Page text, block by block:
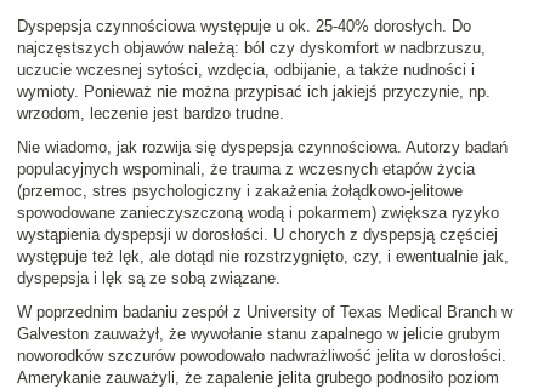
Dyspepsja czynnościowa występuje u ok. 25-40% dorosłych. Do
najczęstszych objawów należą: ból czy dyskomfort w nadbrzuszu,
uczucie wczesnej sytości, wzdęcia, odbijanie, a także nudności i
wymioty. Ponieważ nie można przypisać ich jakiejś przyczynie, np.
wrzodom, leczenie jest bardzo trudne.
Nie wiadomo, jak rozwija się dyspepsja czynnościowa. Autorzy badań
populacyjnych wspominali, że trauma z wczesnych etapów życia
(przemoc, stres psychologiczny i zakażenia żołądkowo-jelitowe
spowodowane zanieczyszczoną wodą i pokarmem) zwiększa ryzyko
wystąpienia dyspepsji w dorosłości. U chorych z dyspepsją częściej
występuje też lęk, ale dotąd nie rozstrzygnięto, czy, i ewentualnie jak,
dyspepsja i lęk są ze sobą związane.
W poprzednim badaniu zespół z University of Texas Medical Branch w
Galveston zauważył, że wywołanie stanu zapalnego w jelicie grubym
noworodków szczurów powodowało nadwrażliwość jelita w dorosłości.
Amerykanie zauważyli, że zapalenie jelita grubego podnosiło poziom